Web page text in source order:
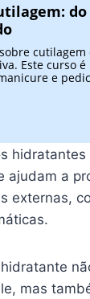
cutilagem
Este curso
e
hidratantes
ajudam a
externas,
mas